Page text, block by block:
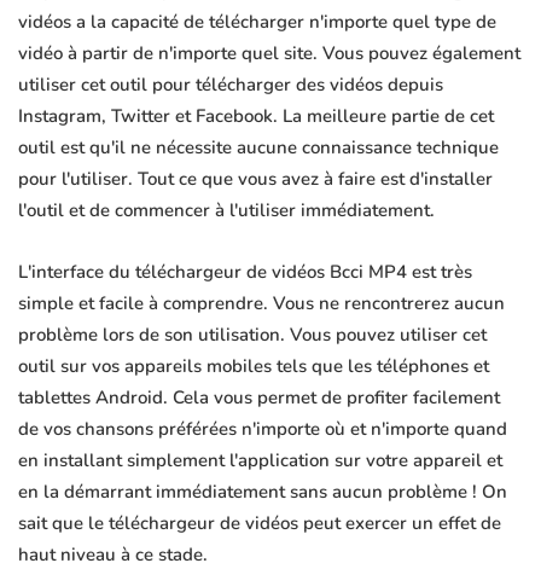
vidéos a la capacité de télécharger n'importe quel type de
vidéo à partir de n'importe quel site. Vous pouvez également
utiliser cet outil pour télécharger des vidéos depuis
Instagram, Twitter et Facebook. La meilleure partie de cet
outil est qu'il ne nécessite aucune connaissance technique
pour l'utiliser. Tout ce que vous avez à faire est d'installer
l'outil et de commencer à l'utiliser immédiatement.
L'interface du téléchargeur de vidéos Bcci MP4 est très
simple et facile à comprendre. Vous ne rencontrerez aucun
problème lors de son utilisation. Vous pouvez utiliser cet
outil sur vos appareils mobiles tels que les téléphones et
tablettes Android. Cela vous permet de profiter facilement
de vos chansons préférées n'importe où et n'importe quand
en installant simplement l'application sur votre appareil et
en la démarrant immédiatement sans aucun problème ! On
sait que le téléchargeur de vidéos peut exercer un effet de
haut niveau à ce stade.